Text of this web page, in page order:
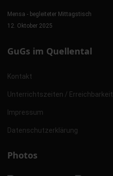
Mensa - begleiteter Mittagstisch
12. Oktober 2025
GuGs im Quellental
Kontakt
Unterrichtszeiten / Erreichbarkeit
Impressum
Datenschutzerklärung
Photos